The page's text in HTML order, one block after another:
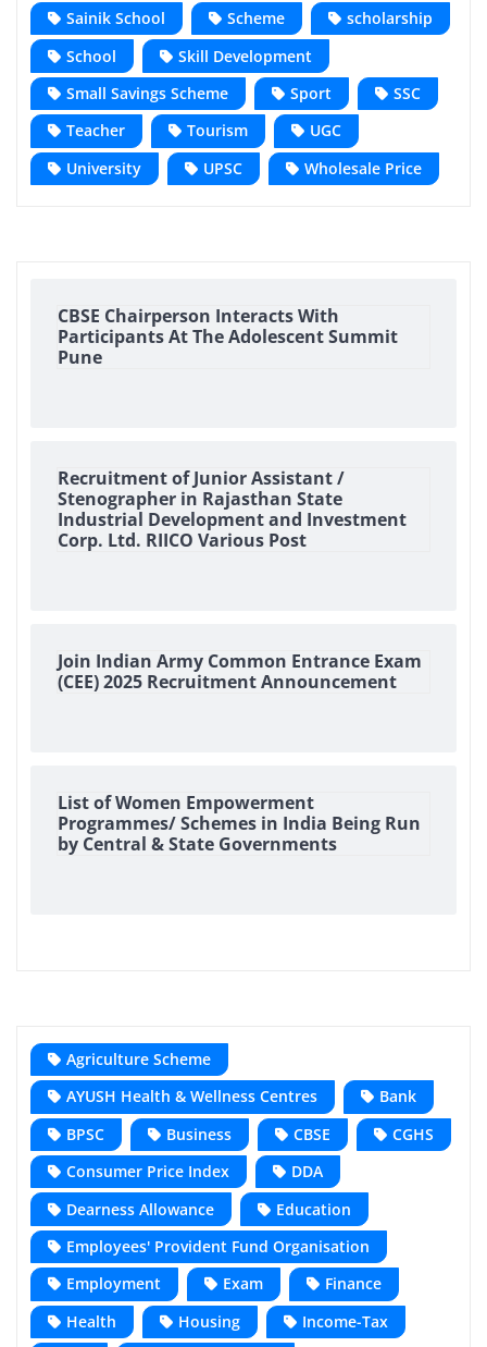
Sainik School
Scheme
scholarship
School
Skill Development
Small Savings Scheme
Sport
SSC
Teacher
Tourism
UGC
University
UPSC Wholesale Price
CBSE Chairperson Interacts With
Participants At The Adolescent Summit
Pune
Recruitment of Junior Assistant /
Stenographer in Rajasthan State
Industrial Development and Investment
Corp. Ltd. RIICO Various Post
Join Indian Army Common Entrance Exam
(CEE) 2025 Recruitment Announcement
List of Women Empowerment
Programmes/ Schemes in India Being Run
by Central & State Governments
Agriculture Scheme
AYUSH Health & Wellness Centres
Bank
BPSC
Business CBSE
CGHS
Consumer Price Index
DDA
Dearness Allowance
Education
Employees' Provident Fund Organisation
Employment
Exam
Finance
Health
Housing
Income-Tax